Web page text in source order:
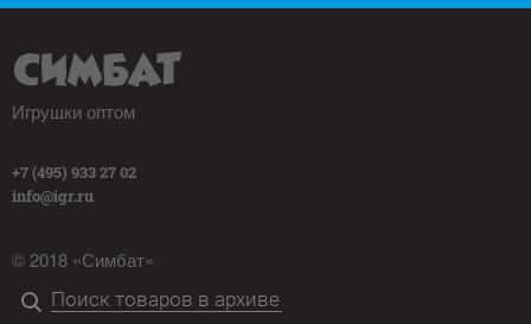
Игрушки оптом
+7 (495) 933 27 02
info@igr.ru
© 2018 «Симбат»